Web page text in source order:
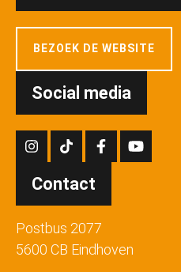
BEZOEK DE WEBSITE
Social media
Contact
Postbus 2077
5600 CB Eindhoven